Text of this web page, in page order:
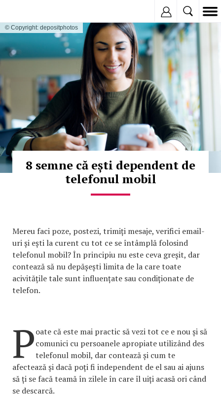
© Copyright: depositphotos
8 semne că ești dependent de
telefonul mobil
Mereu faci poze, postezi, trimiți mesaje, verifici email-
uri și ești la curent cu tot ce se întâmplă folosind
telefonul mobil? În principiu nu este ceva greșit, dar
contează să nu depășești limita de la care toate
acivitățile tale sunt influențate sau condiționate de
telefon.
Poate că este mai practic să vezi tot ce e nou și să
comunici cu persoanele apropiate utilizând des
telefonul mobil, dar contează și cum te
afectează și dacă poți fi independent de el sau ai ajuns
să ți se facă teamă în zilele în care îl uiți acasă ori când
se descarcă.